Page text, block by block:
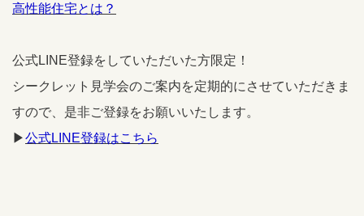
高性能住宅とは？
公式LINE登録をしていただいた方限定！
シークレット見学会のご案内を定期的にさせていただきま
すので、是非ご登録をお願いいたします。
▶公式LINE登録はこちら